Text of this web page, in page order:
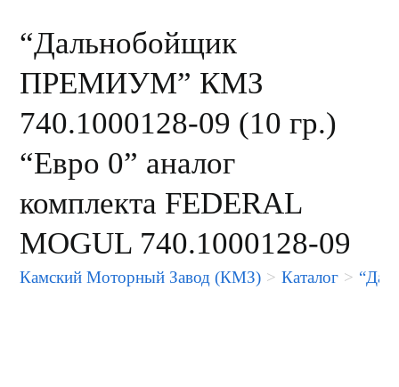
“Дальнобойщик
ПРЕМИУМ” КМЗ
740.1000128-09 (10 гр.)
“Евро 0” аналог
комплекта FEDERAL
MOGUL 740.1000128-09
Камский Моторный Завод (КМЗ) > Каталог >